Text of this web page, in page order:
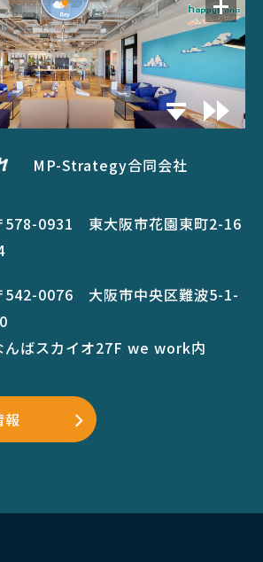
MP-Strategy合同会社
578-0931 東大阪市花園東町2-16
542-0076 大阪市中央区難波5-1-
んばスカイオ27F we work内
報